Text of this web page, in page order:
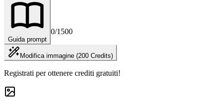
Guida prompt
0/1500
Modifica immagine (200 Credits)
Registrati per ottenere crediti gratuiti!